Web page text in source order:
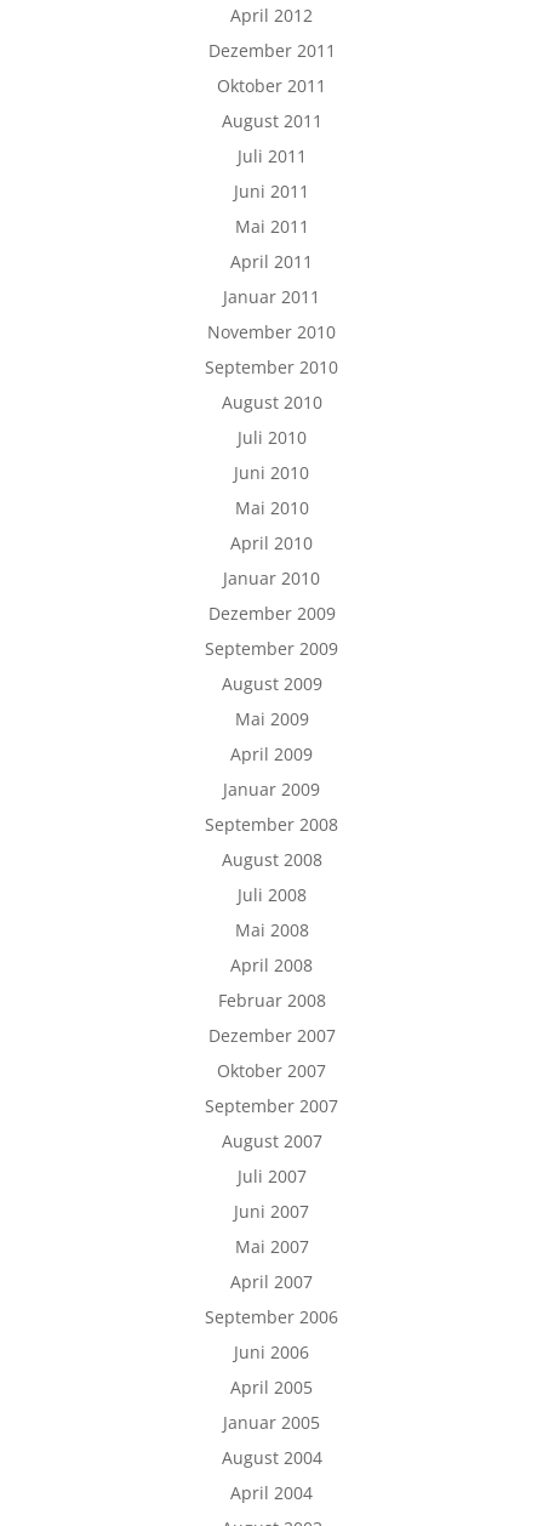
April 2012
Dezember 2011
Oktober 2011
August 2011
Juli 2011
Juni 2011
Mai 2011
April 2011
Januar 2011
November 2010
September 2010
August 2010
Juli 2010
Juni 2010
Mai 2010
April 2010
Januar 2010
Dezember 2009
September 2009
August 2009
Mai 2009
April 2009
Januar 2009
September 2008
August 2008
Juli 2008
Mai 2008
April 2008
Februar 2008
Dezember 2007
Oktober 2007
September 2007
August 2007
Juli 2007
Juni 2007
Mai 2007
April 2007
September 2006
Juni 2006
April 2005
Januar 2005
August 2004
April 2004